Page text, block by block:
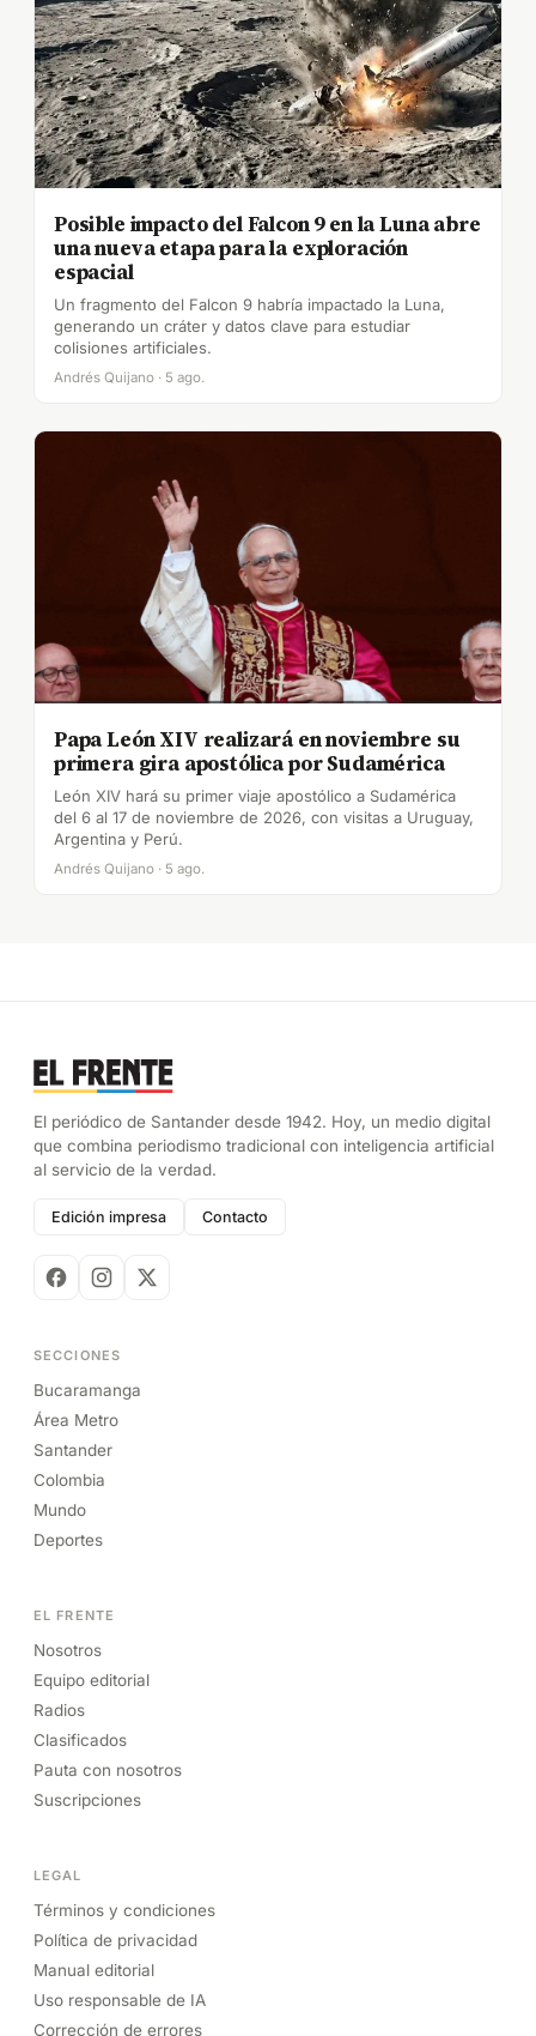
Posible impacto del Falcon 9 en la Luna abre
una nueva etapa para la exploración
espacial
Un fragmento del Falcon 9 habría impactado la Luna,
generando un cráter y datos clave para estudiar
colisiones artificiales.
Andrés Quijano · 5 ago.
Papa León XIV realizará en noviembre su
primera gira apostólica por Sudamérica
León XIV hará su primer viaje apostólico a Sudamérica
del 6 al 17 de noviembre de 2026, con visitas a Uruguay,
Argentina y Perú.
Andrés Quijano · 5 ago.
El periódico de Santander desde 1942. Hoy, un medio digital
que combina periodismo tradicional con inteligencia artificial
al servicio de la verdad.
Edición impresa Contacto
SECCIONES
Bucaramanga
Área Metro
Santander
Colombia
Mundo
Deportes
EL FRENTE
Nosotros
Equipo editorial
Radios
Clasificados
Pauta con nosotros
Suscripciones
LEGAL
Términos y condiciones
Política de privacidad
Manual editorial
Uso responsable de IA
Corrección de errores